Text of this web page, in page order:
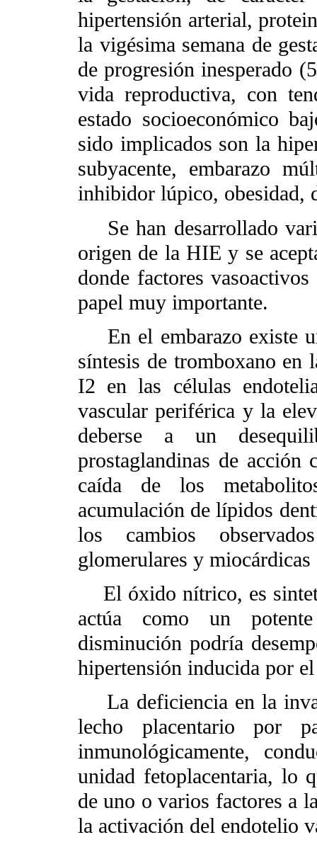
hipertensión arterial,
la vigésima semana de
de progresión inesperado
vida reproductiva, con
estado socioeconómico
sido implicados son la
subyacente, embarazo
inhibidor lúpico, obesidad,
Se han desarrollado
origen de la HIE y se
donde factores
papel muy importante.
En el embarazo existe
síntesis de tromboxano en
I2 en las células
vascular periférica y la
deberse a un
prostaglandinas de acción
caída de los
acumulación de lípidos
los cambios
glomerulares y
El óxido nítrico, es
actúa como un
disminución podría
hipertensión inducida por
La deficiencia en la
lecho placentario por
inmunológicamente,
unidad fetoplacentaria, lo
de uno o varios factores a
la activación del endotelio